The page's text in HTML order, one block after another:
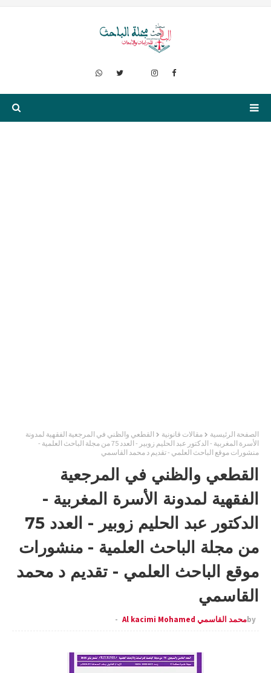
الصفحة الرئيسية مقالات قانونية
القطعي والظني في المرجعية الفقهية لمدونة
الأسرة المغربية - الدكتور عبد الحليم زوبير - العدد 75 من مجلة الباحث العلمية -
منشورات موقع الباحث العلمي - تقديم د محمد القاسمي
القطعي والظني في المرجعية
الفقهية لمدونة الأسرة المغربية -
الدكتور عبد الحليم زوبير - العدد 75
من مجلة الباحث العلمية - منشورات
موقع الباحث العلمي - تقديم د محمد
القاسمي
byمحمد القاسمي Al kacimi Mohamed